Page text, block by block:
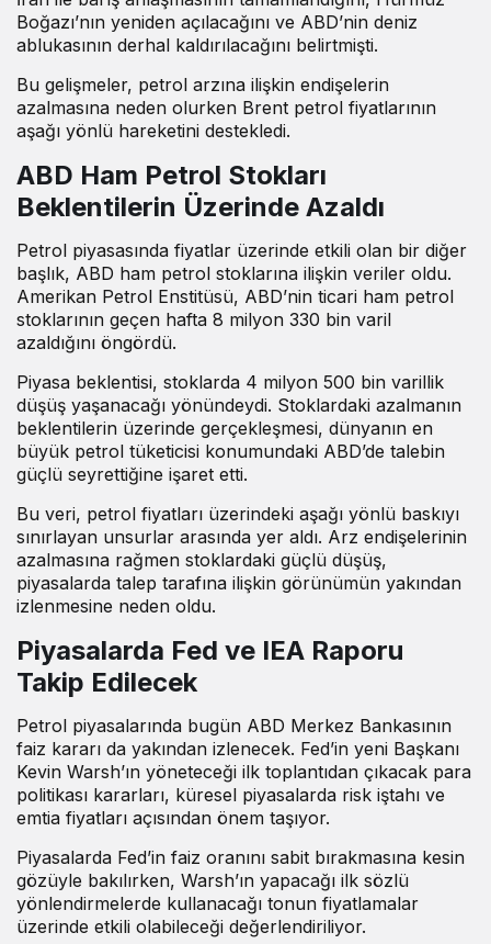
Boğazı’nın yeniden açılacağını ve ABD’nin deniz
ablukasının derhal kaldırılacağını belirtmişti.
Bu gelişmeler, petrol arzına ilişkin endişelerin
azalmasına neden olurken Brent petrol fiyatlarının
aşağı yönlü hareketini destekledi.
ABD Ham Petrol Stokları
Beklentilerin Üzerinde Azaldı
Petrol piyasasında fiyatlar üzerinde etkili olan bir diğer
başlık, ABD ham petrol stoklarına ilişkin veriler oldu.
Amerikan Petrol Enstitüsü, ABD’nin ticari ham petrol
stoklarının geçen hafta 8 milyon 330 bin varil
azaldığını öngördü.
Piyasa beklentisi, stoklarda 4 milyon 500 bin varillik
düşüş yaşanacağı yönündeydi. Stoklardaki azalmanın
beklentilerin üzerinde gerçekleşmesi, dünyanın en
büyük petrol tüketicisi konumundaki ABD’de talebin
güçlü seyrettiğine işaret etti.
Bu veri, petrol fiyatları üzerindeki aşağı yönlü baskıyı
sınırlayan unsurlar arasında yer aldı. Arz endişelerinin
azalmasına rağmen stoklardaki güçlü düşüş,
piyasalarda talep tarafına ilişkin görünümün yakından
izlenmesine neden oldu.
Piyasalarda Fed ve IEA Raporu
Takip Edilecek
Petrol piyasalarında bugün ABD Merkez Bankasının
faiz kararı da yakından izlenecek. Fed’in yeni Başkanı
Kevin Warsh’ın yöneteceği ilk toplantıdan çıkacak para
politikası kararları, küresel piyasalarda risk iştahı ve
emtia fiyatları açısından önem taşıyor.
Piyasalarda Fed’in faiz oranını sabit bırakmasına kesin
gözüyle bakılırken, Warsh’ın yapacağı ilk sözlü
yönlendirmelerde kullanacağı tonun fiyatlamalar
üzerinde etkili olabileceği değerlendiriliyor.